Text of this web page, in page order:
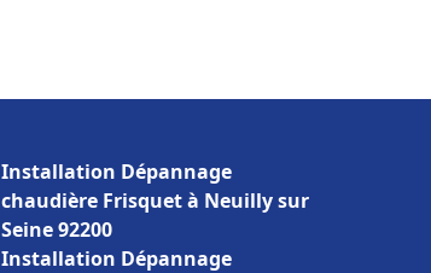
Installation Dépannage
chaudière Frisquet à Neuilly sur
Seine 92200
Installation Dépannage